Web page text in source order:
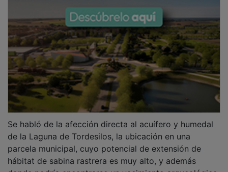
de la Laguna de Tordesilos, la ubicación en una
parcela municipal, cuyo potencial de extensión de
hábitat de sabina rastrera es muy alto, y además
donde podría encontrarse un yacimiento arqueológico,